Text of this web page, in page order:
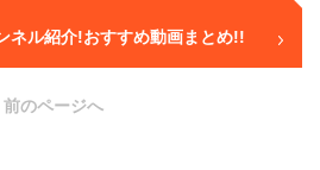
ネル紹介!おすすめ動画まとめ!!
前のページへ